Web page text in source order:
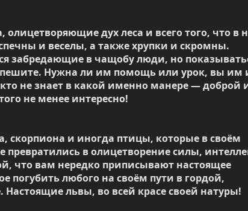
олицетворяющие дух леса и всего того, что в
и веселы, а также хрупки и скромны.
забредающие в чащобу люди, но
Нужна ли им помощь или урок, вы им
не знает в какой именно манере — доброй
не менее интересно!
скорпиона и иногда птицы, которые в своём
превратились в олицетворение силы,
что вам нередко приписывают настоящее
погубить любого на своём пути в гордой,
Настоящие львы, во всей красе своей натуры!